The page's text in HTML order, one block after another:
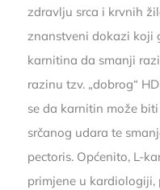
zdravlju srca i krvnih
znanstveni dokazi koji
karnitina da smanji
razinu tzv. „dobrog“
se da karnitin može
srčanog udara te
pectoris. Općenito, L-
primjene u kardiologiji,